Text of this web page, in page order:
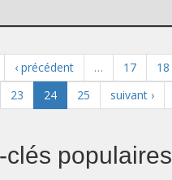
‹ précédent … 17 18
23 24 25 suivant ›
clés populaires